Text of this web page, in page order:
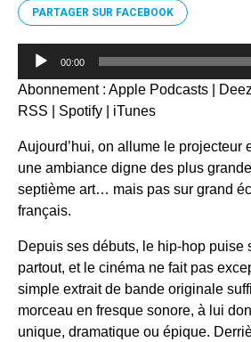
PARTAGER SUR FACEBOOK
Lecteur
00:00
Abonnement : Apple Podcasts
RSS
Spotify iTunes
Aujourd’hui, on allume le projecteur
une ambiance digne des plus
septième art… mais pas sur grand
français.
Depuis ses débuts, le hip-hop puise
partout, et le cinéma ne fait pas
simple extrait de bande originale
morceau en fresque sonore, à lui
unique, dramatique ou épique.